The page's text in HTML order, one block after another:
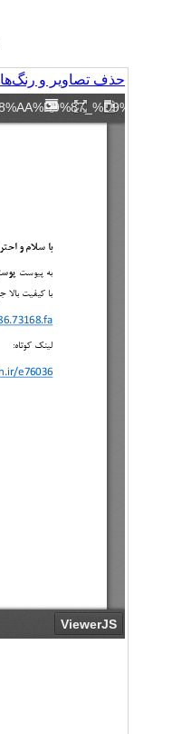
حذف تصاویر و رنگ‌ها